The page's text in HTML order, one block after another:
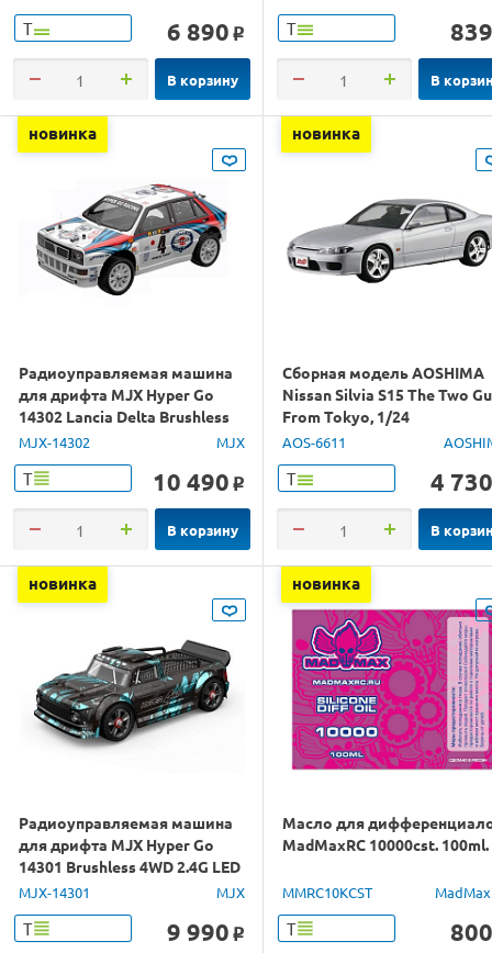
Т 6 890 o
В корзину
Т 839
В
новинка
Радиоуправляемая машина
для дрифта MJX Hyper Go
14302 Lancia Delta Brushless
4WD 2.4G LED 1/14 RTR
MJX-14302 MJX
Т 10 490 o
В корзину
новинка
Сборная модель AOSHIMA
Nissan Silvia S15 The Two
From Tokyo, 1/24
AOS-6611
Т 4 730
В
новинка
Радиоуправляемая машина
для дрифта MJX Hyper Go
14301 Brushless 4WD 2.4G LED
1/14 RTR
MJX-14301 MJX
Т 9 990 o
новинка
Масло для
MadMaxRC 10000cst. 100ml.
MMRC10KCST
Т 800